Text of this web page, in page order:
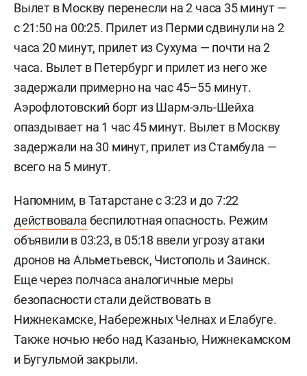
Вылет в Москву перенесли на 2 часа 35 минут —
с 21:50 на 00:25. Прилет из Перми сдвинули на 2
часа 20 минут, прилет из Сухума — почти на 2
часа. Вылет в Петербург и прилет из него же
задержали примерно на час 45–55 минут.
Аэрофлотовский борт из Шарм-эль-Шейха
опаздывает на 1 час 45 минут. Вылет в Москву
задержали на 30 минут, прилет из Стамбула —
всего на 5 минут.
Напомним, в Татарстане с 3:23 и до 7:22
действовала беспилотная опасность. Режим
объявили в 03:23, в 05:18 ввели угрозу атаки
дронов на Альметьевск, Чистополь и Заинск.
Еще через полчаса аналогичные меры
безопасности стали действовать в
Нижнекамске, Набережных Челнах и Елабуге.
Также ночью небо над Казанью, Нижнекамском
и Бугульмой закрыли.